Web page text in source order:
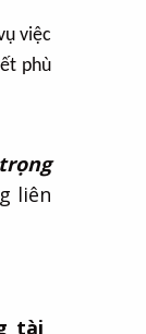
việc
phù
liên
tài